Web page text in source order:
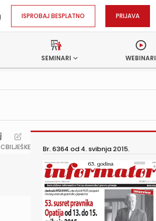
ISPROBAJ BESPLATNO PRIJAVA
SEMINARI WEBINARI
BILJEŠKE Br. 6364 od 4. svibnja 2015.